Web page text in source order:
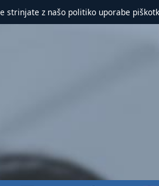
strinjate z našo politiko uporabe